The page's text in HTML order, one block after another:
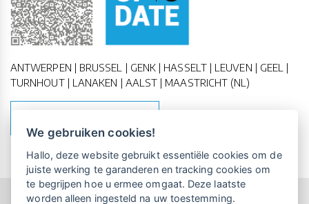
ANTWERPEN | BRUSSEL | GENK | HASSELT | LEUVEN | GEEL |
TURNHOUT | LANAKEN | AALST | MAASTRICHT (NL)
Copyright All Rights Reserved © 2011-2026 UP-TO-DATE
We gebruiken cookies!
Hallo, deze website gebruikt essentiële cookies om de
juiste werking te garanderen en tracking cookies om
te begrijpen hoe u ermee omgaat. Deze laatste
worden alleen ingesteld na uw toestemming.
Vrijblijvende kennismaking?Boek
een persoonlijke demo.